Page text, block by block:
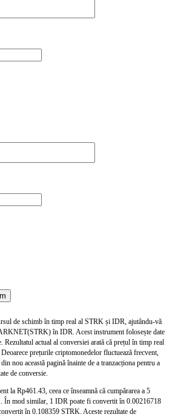
de schimb în timp real al STRK și IDR, ajutându-vă
în IDR. Acest instrument folosește date
Rezultatul actual al conversiei arată că prețul în timp real
prețurile criptomonedelor fluctuează frecvent,
nou această pagină înainte de a tranzacționa pentru a
de conversie.
la Rp461.43, ceea ce înseamnă că cumpărarea a 5
În mod similar, 1 IDR poate fi convertit în 0.00216718
în 0.108359 STRK. Aceste rezultate de